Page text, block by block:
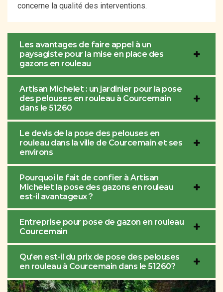
concerne la qualité des interventions.
Les avantages de faire appel à un
paysagiste pour la mise en place des
gazons en rouleau
Artisan Michelet : un jardinier pour la pose
des pelouses en rouleau à Courcemain
dans le 51260
Le devis de la pose des pelouses en
rouleau dans la ville de Courcemain et ses
environs
Pourquoi le fait de confier à Artisan
Michelet la pose des gazons en rouleau
est-il avantageux ?
Entreprise pour pose de gazon en rouleau
Courcemain
Qu'en est-il du prix de pose des pelouses
en rouleau à Courcemain dans le 51260?